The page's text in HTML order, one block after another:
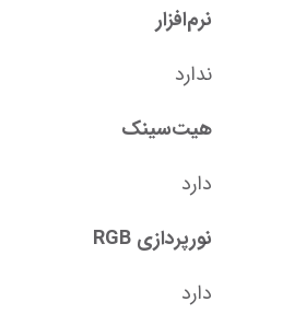
نرم‌افزار
ندارد
هیت‌سینک
دارد
نورپردازی RGB
دارد